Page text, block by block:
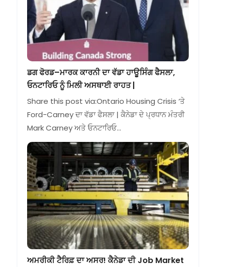
ਡਗ ਫੋਰਡ–ਮਾਰਕ ਕਾਰਨੀ ਦਾ ਵੱਡਾ ਹਾਊਸਿੰਗ ਫੈਸਲਾ,
ਓਨਟਾਰਿਓ ਨੂੰ ਮਿਲੀ ਅਸਥਾਈ ਰਾਹਤ |
Share this post via:Ontario Housing Crisis ‘ਤੇ
Ford-Carney ਦਾ ਵੱਡਾ ਫੈਸਲਾ | ਕੈਨੇਡਾ ਦੇ ਪ੍ਰਧਾਨ ਮੰਤਰੀ
Mark Carney ਅਤੇ ਓਨਟਾਰਿਓ…
ਅਮਰੀਕੀ ਟੈਰਿਫ਼ ਦਾ ਅਸਰ! ਕੈਨੇਡਾ ਦੀ Job Market